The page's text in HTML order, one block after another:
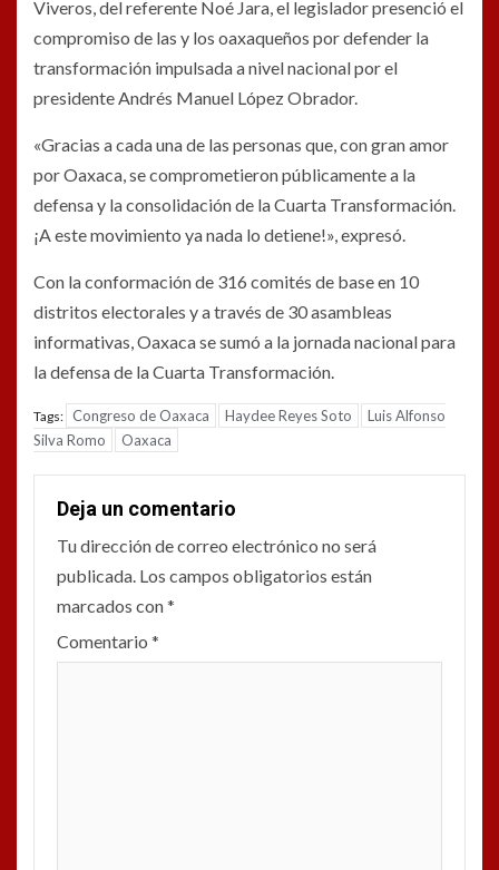
Viveros, del referente Noé Jara, el legislador presenció el
compromiso de las y los oaxaqueños por defender la
transformación impulsada a nivel nacional por el
presidente Andrés Manuel López Obrador.
«Gracias a cada una de las personas que, con gran amor
por Oaxaca, se comprometieron públicamente a la
defensa y la consolidación de la Cuarta Transformación.
¡A este movimiento ya nada lo detiene!», expresó.
Con la conformación de 316 comités de base en 10
distritos electorales y a través de 30 asambleas
informativas, Oaxaca se sumó a la jornada nacional para
la defensa de la Cuarta Transformación.
Tags: Congreso de Oaxaca Haydee Reyes Soto
Luis Alfonso
Silva Romo
Oaxaca
Deja un comentario
Tu dirección de correo electrónico no será
publicada. Los campos obligatorios están
marcados con*
Comentario *